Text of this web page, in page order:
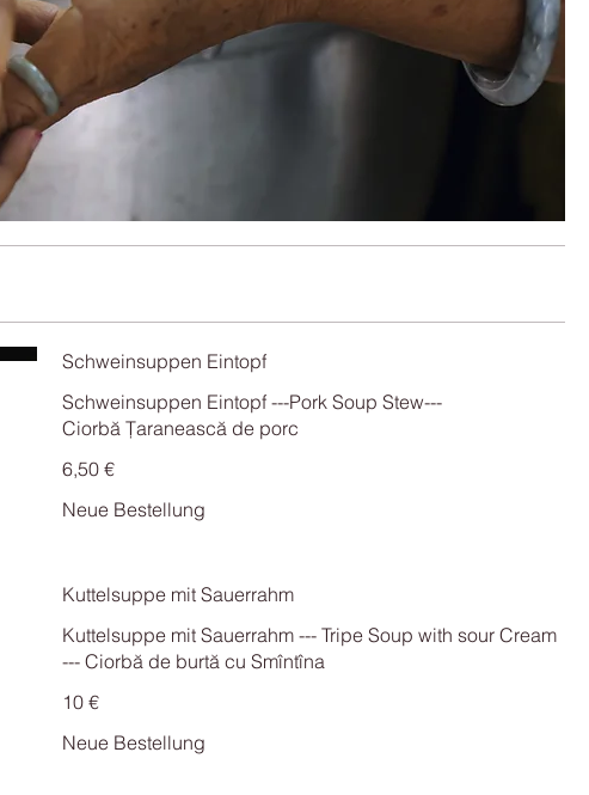
Schweinsuppen Eintopf
Schweinsuppen Eintopf ---Pork Soup Stew---
6,50 €
Neue Bestellung
Kuttelsuppe mit Sauerrahm
Kuttelsuppe mit Sauerrahm --- Tripe Soup with sour Cream
10 €
Neue Bestellung